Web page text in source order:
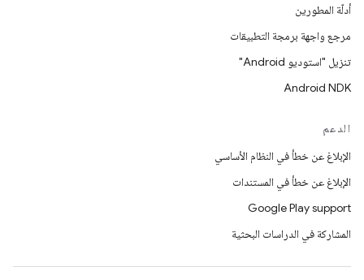
أدلّة المطورين
مرجع واجهة برمجة التطبيقات
تنزيل "استوديو Android"
Android NDK
الدعم
الإبلاغ عن خطأ في النظام الأساسي
الإبلاغ عن خطأ في المستندات
Google Play support
المشاركة في الدراسات البحثية